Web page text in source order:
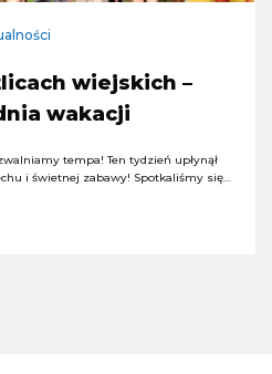
wiejskich –
wakacji
tempa! Ten tydzień upłynął
i świetnej zabawy! Spotkaliśmy się…